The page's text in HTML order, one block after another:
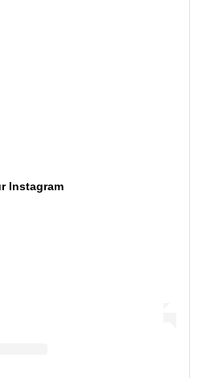
Instagram